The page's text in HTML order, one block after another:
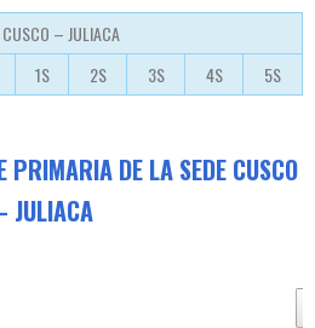
– JULIACA
1S 2S 3S 4S 5S
PRIMARIA DE LA SEDE CUSCO
JULIACA